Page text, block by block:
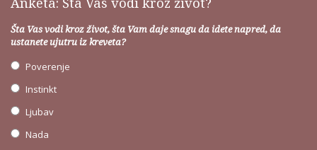
Šta Vas vodi kroz život, šta Vam daje snagu da idete napred, da
ustanete ujutru iz kreveta?
Poverenje
Instinkt
Ljubav
Nada